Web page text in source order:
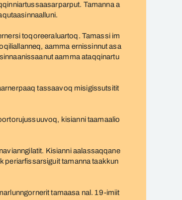
Tamanna a
toqoreeraluartoq. Tamassi im
aamma ernissinnut asa
aamma ataqqinartu
tassaavoq misigissutsitit
kisianni taamaalio
Kisianni aalassaqqane
periarfissarsiguit tamanna taakkun
tamaasa nal. 19-imiit